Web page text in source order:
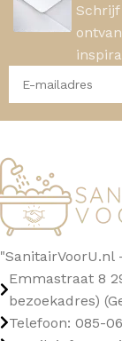
"SanitairVoorU.nl
Emmastraat 8
bezoekadres)
Telefoon: 085-